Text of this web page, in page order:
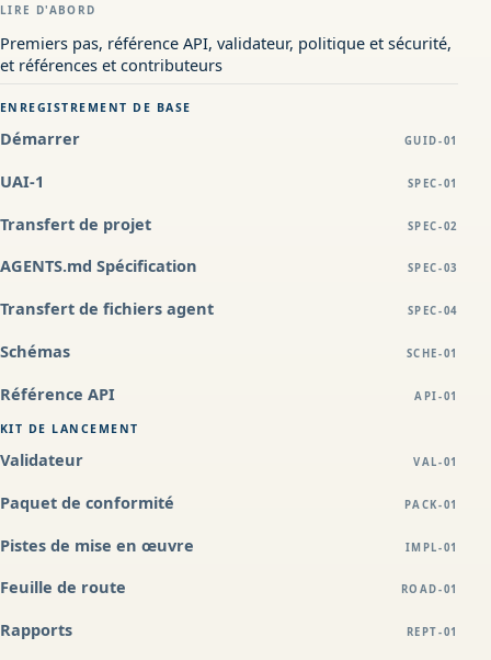
LIRE D'ABORD
Premiers pas, référence API, validateur, politique et sécurité,
et références et contributeurs
ENREGISTREMENT DE BASE
Démarrer GUID-01
UAI-1 SPEC-01
Transfert de projet SPEC-02
AGENTS.md Spécification SPEC-03
Transfert de fichiers agent SPEC-04
Schémas SCHE-01
Référence API API-01
KIT DE LANCEMENT
Validateur VAL-01
Paquet de conformité PACK-01
Pistes de mise en œuvre IMPL-01
Feuille de route ROAD-01
Rapports REPT-01